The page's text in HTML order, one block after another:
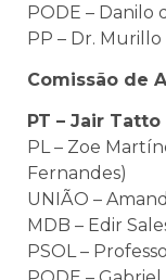
PODE – Danilo
PP – Dr. Murillo
Comissão de
PT – Jair Tatto
PL – Zoe
Fernandes)
UNIÃO –
MDB – Edir
PSOL –